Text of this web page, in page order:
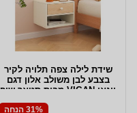
שידת לילה צפה תלויה לקיר
בצבע לבן משולב אלון דגם
ויגאן VIGAN מבית סטאר שופ
STAR SHOP
31% הנחה